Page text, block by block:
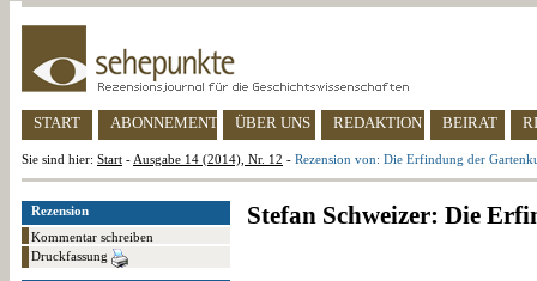
START ABONNEMENT ÜBER UNS REDAKTION BEIRAT
Sie sind hier: Start - Ausgabe 14 (2014), Nr. 12 - Rezension von: Die Erfindung der
Rezension
Kommentar schreiben
Druckfassung
Stefan Schweizer: Die